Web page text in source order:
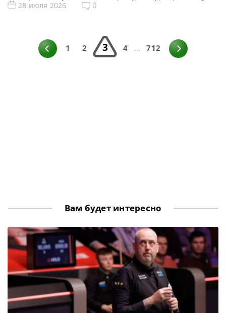
Masters 2026 ознаменовался драматичными поединками
со счетом 6-4 и выиграв последние три партии. В
прошлом […]
28 июля 2026 0
1 2 3 4 ... 712
Вам будет интересно